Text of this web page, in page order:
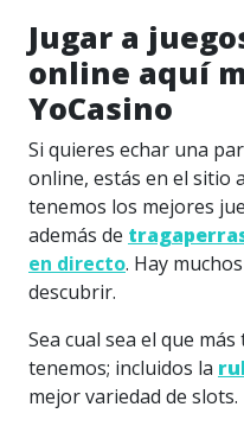
Jugar a
online aquí
YoCasino
Si quieres echar una
online, estás en el sitio
tenemos los mejores
además de
en directo. Hay
descubrir.
Sea cual sea el que
tenemos; incluidos la
mejor variedad de slots.